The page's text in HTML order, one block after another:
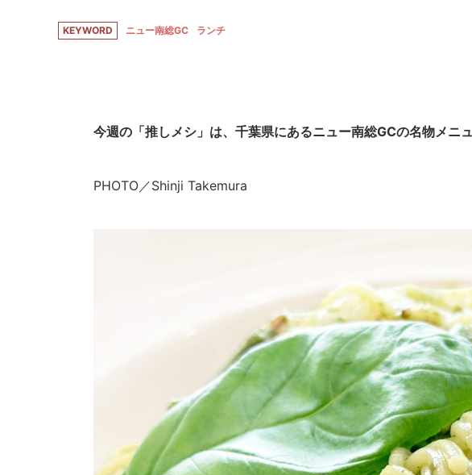
KEYWORD ニュー南総GC ランチ
今週の「推しメシ」は、千葉県にあるニュー南総GCの名物メニ
PHOTO／Shinji Takemura